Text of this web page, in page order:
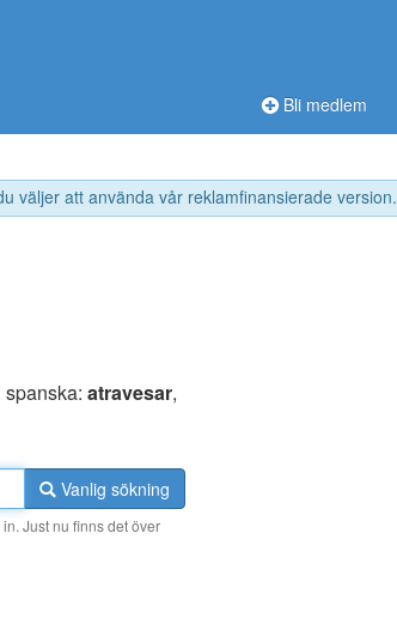
väljer att använda vår reklamfinansierade version.
Bli medlem
spanska: atravesar,
Vanlig sökning
Just nu finns det över